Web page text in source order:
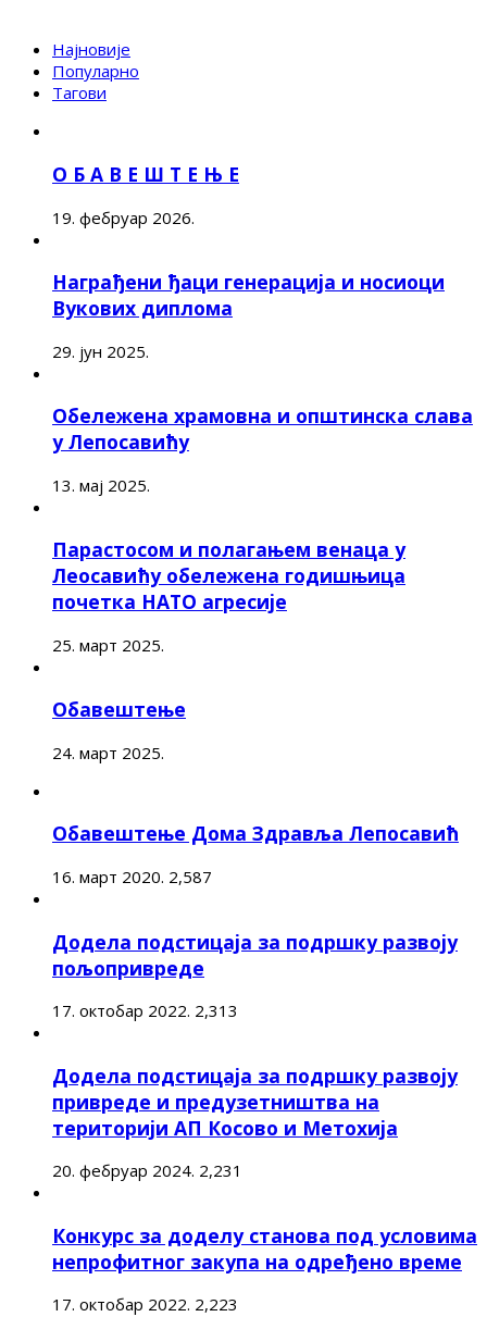
Најновије
Популарно
Тагови
О Б А В Е Ш Т Е Њ Е
19. фебруар 2026.
Награђени ђаци генерација и носиоци
Вукових диплома
29. јун 2025.
Обележена храмовна и општинска слава
у Лепосавићу
13. мај 2025.
Парастосом и полагањем венаца у
Леосавићу обележена годишњица
почетка НАТО агресије
25. март 2025.
Обавештење
24. март 2025.
Обавештење Дома Здравља Лепосавић
16. март 2020. 2,587
Додела подстицаја за подршку развоју
пољопривреде
17. октобар 2022. 2,313
Додела подстицаја за подршку развоју
привреде и предузетништва на
територији АП Косово и Метохија
20. фебруар 2024. 2,231
Конкурс за доделу станова под условима
непрофитног закупа на одређено време
17. октобар 2022. 2,223